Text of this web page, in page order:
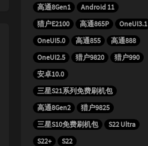
高通8Gen1
Android 11
猎户E2100
高通865P
OneUI3.1
OneUI5.0
高通855
高通888
OneUI2.5
猎户9820
猎户990
安卓10.0
三星S21系列免费刷机包
高通8Gen2
猎户9825
三星S10免费刷机包
S22 Ultra
S22+
S22